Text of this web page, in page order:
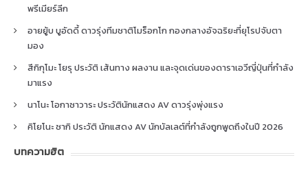
พรีเมียร์ลีก
อายยู้บ บูอัดดี้ ดาวรุ่งทีมชาติโมร็อกโก กองกลางอัจฉริยะที่ยุโรปจับตา
มอง
สึกิกุโมะ โยรุ ประวัติ เส้นทาง ผลงาน และจุดเด่นของดาราเอวีญี่ปุ่นที่กำลัง
มาแรง
นาโนะ โอกาซาวาระ ประวัตินักแสดง AV ดาวรุ่งพุ่งแรง
คิโยโนะ ซากิ ประวัติ นักแสดง AV นักบัลเลต์ที่กำลังถูกพูดถึงในปี 2026
บทความฮิต